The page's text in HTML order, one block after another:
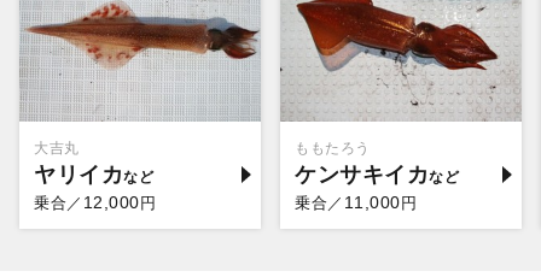
大吉丸
ヤリイカ
乗合／ 12,000円
ももたろう
ケンサキイカ
乗合／ 11,000円